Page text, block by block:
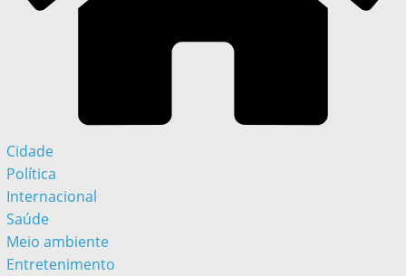
Cidade
Política
Internacional
Saúde
Meio ambiente
Entretenimento